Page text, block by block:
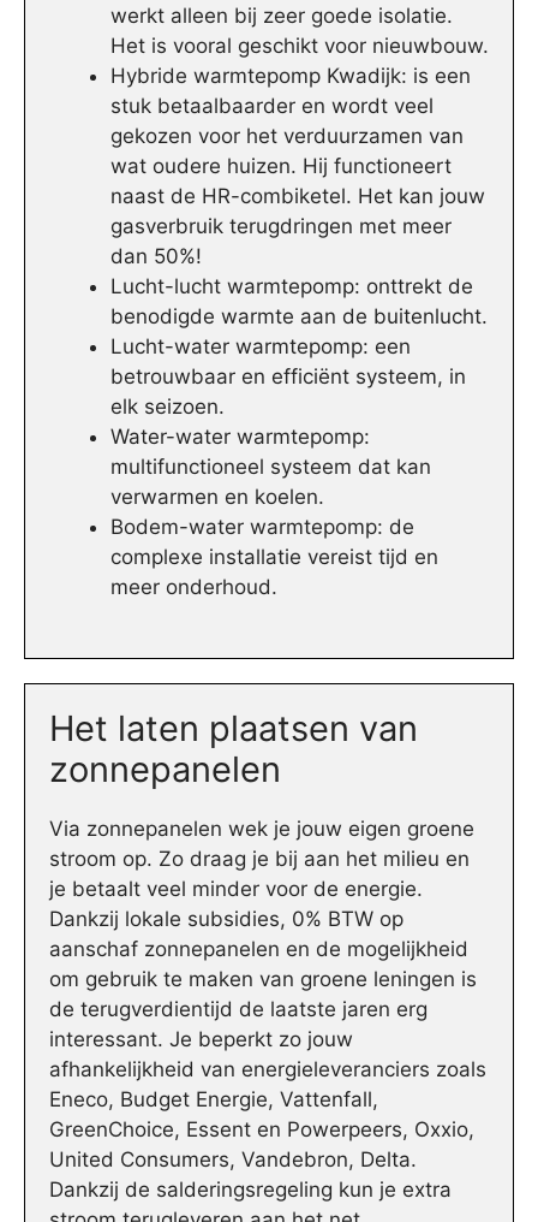
werkt alleen bij zeer goede isolatie.
Het is vooral geschikt voor nieuwbouw.
Hybride warmtepomp Kwadijk: is een
stuk betaalbaarder en wordt veel
gekozen voor het verduurzamen van
wat oudere huizen. Hij functioneert
naast de HR-combiketel. Het kan jouw
gasverbruik terugdringen met meer
dan 50%!
Lucht-lucht warmtepomp: onttrekt de
benodigde warmte aan de buitenlucht.
Lucht-water warmtepomp: een
betrouwbaar en efficiënt systeem, in
elk seizoen.
Water-water warmtepomp:
multifunctioneel systeem dat kan
verwarmen en koelen.
Bodem-water warmtepomp: de
complexe installatie vereist tijd en
meer onderhoud.
Het laten plaatsen van
zonnepanelen
Via zonnepanelen wek je jouw eigen groene
stroom op. Zo draag je bij aan het milieu en
je betaalt veel minder voor de energie.
Dankzij lokale subsidies, 0% BTW op
aanschaf zonnepanelen en de mogelijkheid
om gebruik te maken van groene leningen is
de terugverdientijd de laatste jaren erg
interessant. Je beperkt zo jouw
afhankelijkheid van energieleveranciers zoals
Eneco, Budget Energie, Vattenfall,
GreenChoice, Essent en Powerpeers, Oxxio,
United Consumers, Vandebron, Delta.
Dankzij de salderingsregeling kun je extra